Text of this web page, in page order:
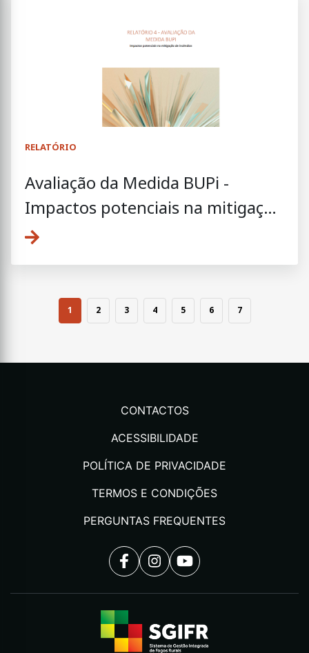
RELATÓRIO
Avaliação da Medida BUPi -
Impactos potenciais na mitigação
de incêndios
1 2 3 4 5 6 7
CONTACTOS
ACESSIBILIDADE
POLÍTICA DE PRIVACIDADE
TERMOS E CONDIÇÕES
PERGUNTAS FREQUENTES